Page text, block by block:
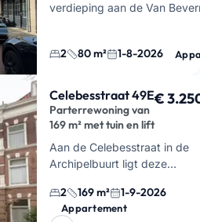
verdieping aan de Van
2 80 m² 1-8-2026
Celebesstraat 49E
Parterrewoning van
169 m² met tuin en lift
€
Aan de Celebesstraat in de
Archipelbuurt ligt deze
met een eigen tuin, balkon en
inpandige lift. Je woont hier
2 169 m² 1-9-2026
Appartement